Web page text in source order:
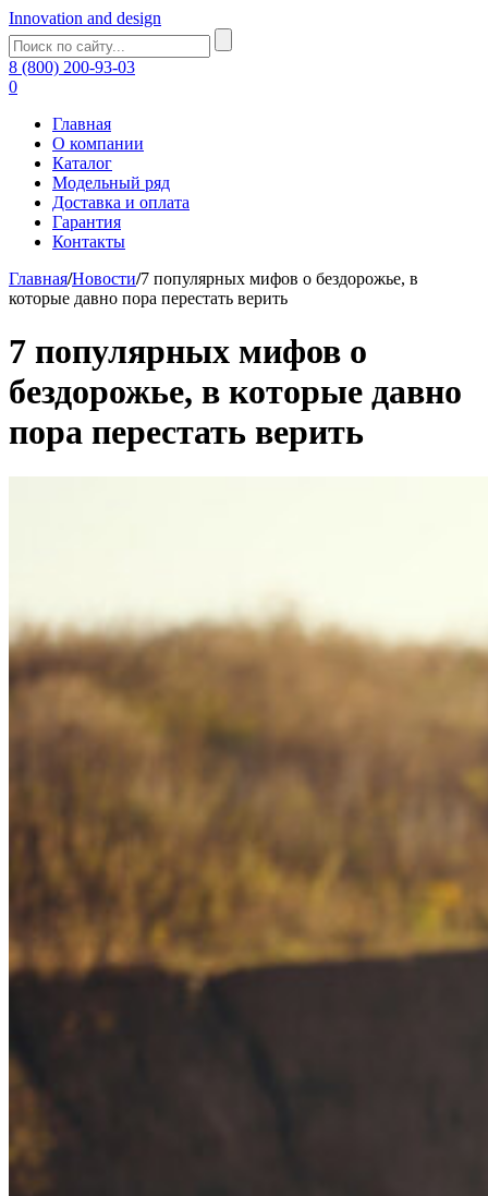
Innovation and design
8 (800) 200-93-03
0
Главная
О компании
Каталог
Модельный ряд
Доставка и оплата
Гарантия
Контакты
Главная/Новости/7 популярных мифов о бездорожье, в
которые давно пора перестать верить
7 популярных мифов о
бездорожье, в которые давно
пора перестать верить